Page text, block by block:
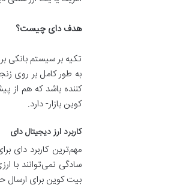
هدف دای چیست؟
کوین بازار- دارد.
کاربرد ارز دیجیتال دای
مهم‌ترین کاربرد دای
بیت کوین برای ارسال